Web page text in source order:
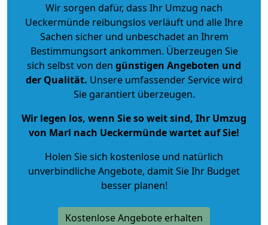
Wir sorgen dafür, dass Ihr Umzug nach
Ueckermünde reibungslos verläuft und alle Ihre
Sachen sicher und unbeschadet an Ihrem
Bestimmungsort ankommen. Überzeugen Sie
sich selbst von den günstigen Angeboten und
der Qualität. Unsere umfassender Service wird
Sie garantiert überzeugen.
Wir legen los, wenn Sie so weit sind, Ihr Umzug
von Marl nach Ueckermünde wartet auf Sie!
Holen Sie sich kostenlose und natürlich
unverbindliche Angebote, damit Sie Ihr Budget
besser planen!
Kostenlose Angebote erhalten